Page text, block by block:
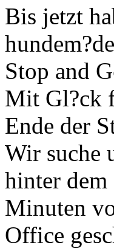
Bis jetzt
Stop and
Mit Gl?ck
Ende der
Wir suche
hinter
Minuten
Office